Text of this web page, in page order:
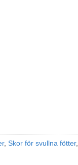
, Skor för svullna fötter,